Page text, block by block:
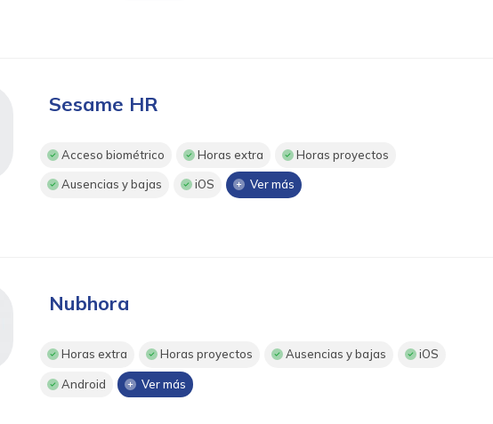
Sesame HR
Acceso biométrico Horas extra Horas proyectos
Ausencias y bajas iOS Ver más
Nubhora
Horas extra Horas proyectos Ausencias y bajas iOS
Android Ver más